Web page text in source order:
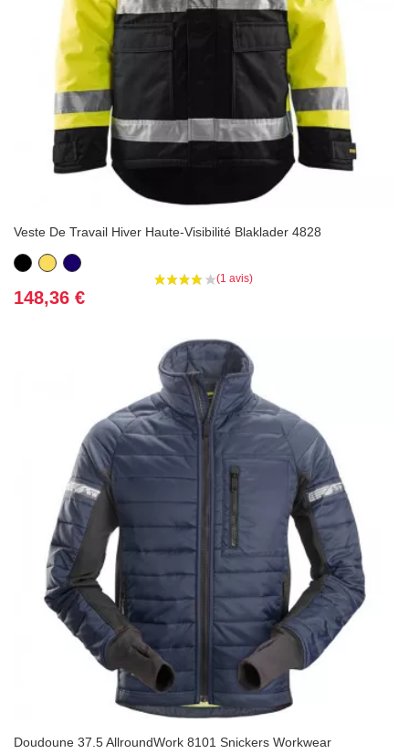
Veste De Travail Hiver Haute-Visibilité Blaklader 4828
Noir JauneBleu
Prix
148,36 €
Doudoune 37.5 AllroundWork 8101 Snickers Workwear